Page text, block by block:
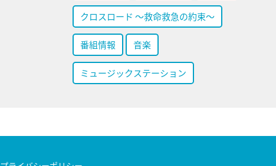
クロスロード ～救命救急の約束～
番組情報 音楽
ミュージックステーション